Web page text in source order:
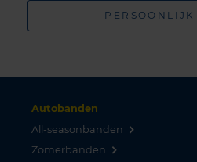
Autobanden
All-seasonbanden
Zomerbanden